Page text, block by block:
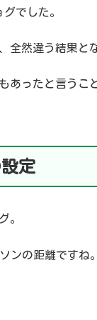
でした。
全然違う結果と
あったと言うこ
定
。
ンの距離ですね。